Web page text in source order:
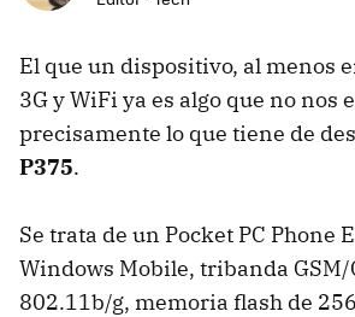
El que un dispositivo, al menos
3G y WiFi ya es algo que no nos
precisamente lo que tiene de
P375.
Se trata de un Pocket PC Phone
Windows Mobile, tribanda GSM/
802.11b/g, memoria flash de